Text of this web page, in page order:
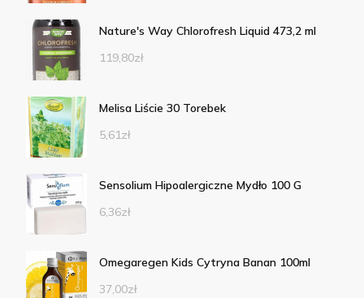
Nature's Way Chlorofresh Liquid 473,2 ml
119,80zł
Melisa Liście 30 Torebek
5,61zł
Sensolium Hipoalergiczne Mydło 100 G
6,36zł
Omegaregen Kids Cytryna Banan 100ml
37,00zł